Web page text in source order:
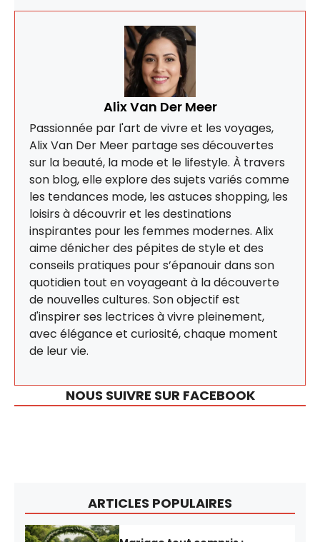
Alix Van Der Meer
Passionnée par l'art de vivre et les voyages,
Alix Van Der Meer partage ses découvertes
sur la beauté, la mode et le lifestyle. À travers
son blog, elle explore des sujets variés comme
les tendances mode, les astuces shopping, les
loisirs à découvrir et les destinations
inspirantes pour les femmes modernes. Alix
aime dénicher des pépites de style et des
conseils pratiques pour s’épanouir dans son
quotidien tout en voyageant à la découverte
de nouvelles cultures. Son objectif est
d'inspirer ses lectrices à vivre pleinement,
avec élégance et curiosité, chaque moment
de leur vie.
NOUS SUIVRE SUR FACEBOOK
ARTICLES POPULAIRES